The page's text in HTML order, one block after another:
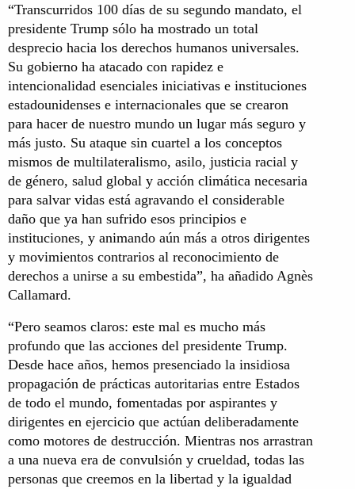
“Transcurridos 100 días de su segundo mandato, el
presidente Trump sólo ha mostrado un total
desprecio hacia los derechos humanos universales.
Su gobierno ha atacado con rapidez e
intencionalidad esenciales iniciativas e instituciones
estadounidenses e internacionales que se crearon
para hacer de nuestro mundo un lugar más seguro y
más justo. Su ataque sin cuartel a los conceptos
mismos de multilateralismo, asilo, justicia racial y
de género, salud global y acción climática necesaria
para salvar vidas está agravando el considerable
daño que ya han sufrido esos principios e
instituciones, y animando aún más a otros dirigentes
y movimientos contrarios al reconocimiento de
derechos a unirse a su embestida”, ha añadido Agnès
Callamard.
“Pero seamos claros: este mal es mucho más
profundo que las acciones del presidente Trump.
Desde hace años, hemos presenciado la insidiosa
propagación de prácticas autoritarias entre Estados
de todo el mundo, fomentadas por aspirantes y
dirigentes en ejercicio que actúan deliberadamente
como motores de destrucción. Mientras nos arrastran
a una nueva era de convulsión y crueldad, todas las
personas que creemos en la libertad y la igualdad